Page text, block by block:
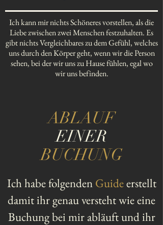
Ich kann mir nichts Schöneres vorstellen, als die
Liebe zwischen zwei Menschen festzuhalten. Es
gibt nichts Vergleichbares zu dem Gefühl, welches
uns durch den Körper geht, wenn wir die Person
sehen, bei der wir uns zu Hause fühlen, egal wo
wir uns befinden.
ABLAUF
EINER
BUCHUNG
Ich habe folgenden Guideerstellt
damit ihr genau versteht wie eine
Buchung bei mir abläuft und ihr